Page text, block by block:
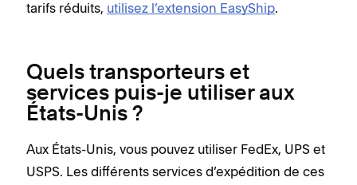
tarifs réduits, utilisez l’extension EasyShip.
Quels transporteurs et
services puis-je utiliser aux
États-Unis ?
Aux États-Unis, vous pouvez utiliser FedEx, UPS et
USPS. Les différents services d’expédition de ces